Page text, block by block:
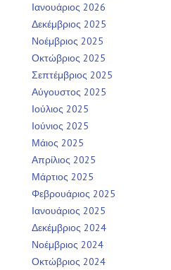
Ιανουάριος 2026
Δεκέμβριος 2025
Νοέμβριος 2025
Οκτώβριος 2025
Σεπτέμβριος 2025
Αύγουστος 2025
Ιούλιος 2025
Ιούνιος 2025
Μάιος 2025
Απρίλιος 2025
Μάρτιος 2025
Φεβρουάριος 2025
Ιανουάριος 2025
Δεκέμβριος 2024
Νοέμβριος 2024
Οκτώβριος 2024